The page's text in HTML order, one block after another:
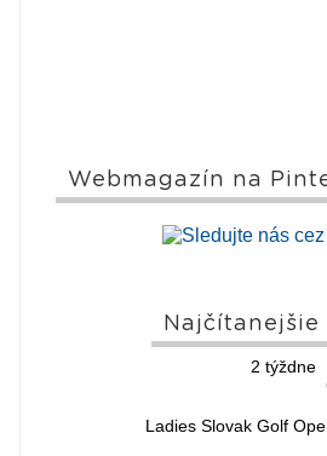
Webmagazín na
Najčítanejšie
2 týždne
Ladies Slovak Golf